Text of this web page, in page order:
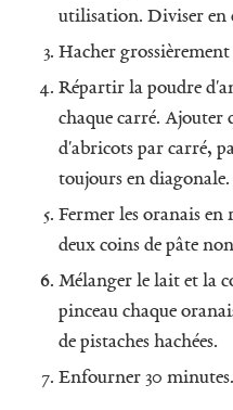
utilisation. Diviser en
Hacher grossièrement
Répartir la poudre
chaque carré. Ajouter
d'abricots par carré,
toujours en diagonale.
Fermer les oranais
deux coins de pâte
Mélanger le lait et la
pinceau chaque
de pistaches hachées.
Enfourner 30